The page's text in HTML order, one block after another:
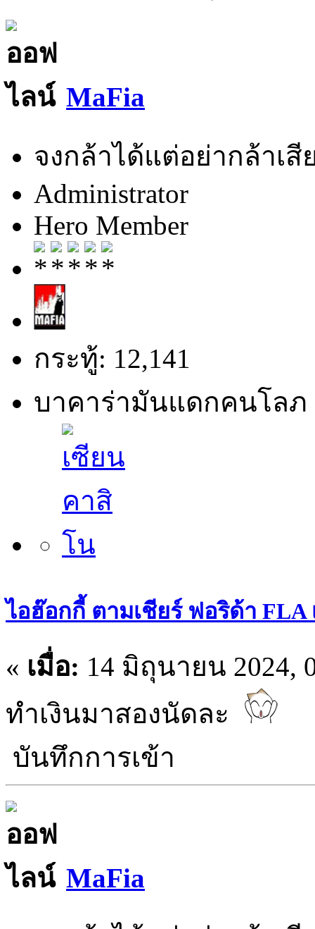
MaFia
จงกล้าได้แต่อย่ากล้าเสี
Administrator
Hero Member
กระทู้: 12,141
บาคาร่ามันแดกคนโลภ
ไอฮ๊อกกี้ ตามเชียร์ ฟอริด้า
« เมื่อ: 14 มิถุนายน 2024,
ทำเงินมาสองนัดละ
บันทึกการเข้า
MaFia